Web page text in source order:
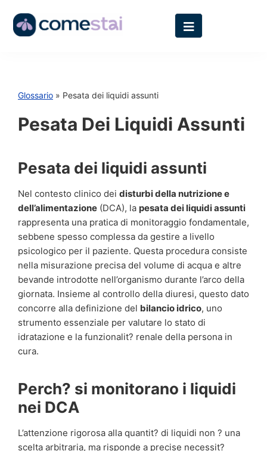
Glossario » Pesata dei liquidi assunti
Pesata Dei Liquidi Assunti
Pesata dei liquidi assunti
Nel contesto clinico dei disturbi della nutrizione e
dell’alimentazione (DCA), la pesata dei liquidi assunti
rappresenta una pratica di monitoraggio fondamentale,
sebbene spesso complessa da gestire a livello
psicologico per il paziente. Questa procedura consiste
nella misurazione precisa del volume di acqua e altre
bevande introdotte nell’organismo durante l’arco della
giornata. Insieme al controllo della diuresi, questo dato
concorre alla definizione del bilancio idrico, uno
strumento essenziale per valutare lo stato di
idratazione e la funzionalit? renale della persona in
cura.
Perch? si monitorano i liquidi
nei DCA
L’attenzione rigorosa alla quantit? di liquidi non ? una
scelta arbitraria, ma risponde a precise necessit?